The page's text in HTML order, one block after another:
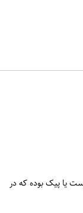
یا پیک بوده که در